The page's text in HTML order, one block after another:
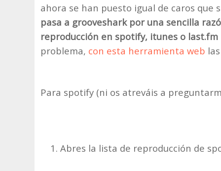
ahora se han puesto igual de caros que
pasa a grooveshark por una sencilla
reproducción en spotify, itunes o last.fm
problema, con esta herramienta web
Para spotify (ni os atreváis a
Abres la lista de reproducción de